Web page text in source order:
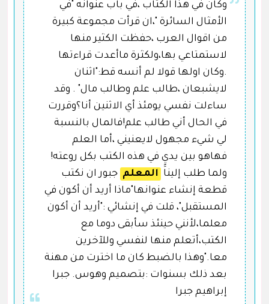
وكان في هذا الكتاب ،في باب عنوانه "في
الأمثال السائرة "،ان قرأت مجموعة كبيرة
من اقوال العرب ،حفظت الكثير منها
لاستمتاعي بها،ولكثرة ماأعدت قراءتها
.وكان اولها قولا لم أنسه قط:"اثنان
لايشبعان ،طالب علم وطالب مال" . وقد
ساءلت نفسي يومئذ أي الاثنين أنا؟وقررت
في الحال أني طالب علم!فالمال بالنسبة
لي شيء مجهول لايعنيني ،أما العلم
فهاهو بين يديٍِ في هذه الكتب بكل روعته!
ولما طلب إلينا المعلم جبور ان نكتب
قطعة إنشاء عنوانها"ماذا أريد أن أكون في
المستقبل"، قلت في إنشائي :"أريد أن أكون
معلما،لأنني حينئذ سأبقى دوما مع
الكتب،أتعلم منها لنفسي وللآخرين
معا."وهذا بالضبط كان ما اخترت من مهنة
بعد ذلك بسنوات :بتصميم وهوس. جبرا
إبراهيم جبرا